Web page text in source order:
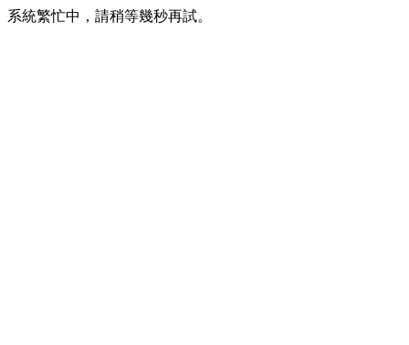
系統繁忙中，請稍等幾秒再試。